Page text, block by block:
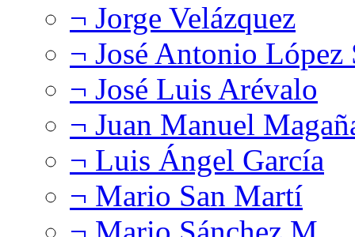
¬ Jorge Velázquez
¬ José Antonio López
¬ José Luis Arévalo
¬ Juan Manuel
¬ Luis Ángel García
¬ Mario San Martí